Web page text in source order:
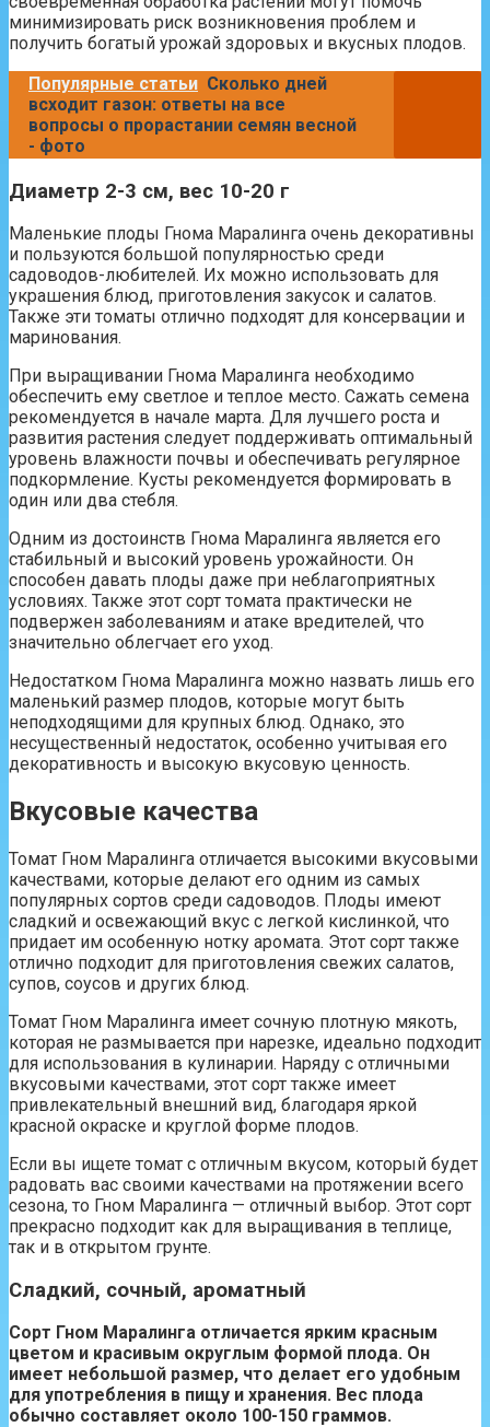
минимизировать риск возникновения проблем и
получить богатый урожай здоровых и вкусных плодов.
Популярные статьи Сколько дней
всходит газон: ответы на все
вопросы о прорастании семян весной
- фото
Диаметр 2-3 см, вес 10-20 г
Маленькие плоды Гнома Маралинга очень декоративны
и пользуются большой популярностью среди
садоводов-любителей. Их можно использовать для
украшения блюд, приготовления закусок и салатов.
Также эти томаты отлично подходят для консервации и
маринования.
При выращивании Гнома Маралинга необходимо
обеспечить ему светлое и теплое место. Сажать семена
рекомендуется в начале марта. Для лучшего роста и
развития растения следует поддерживать оптимальный
уровень влажности почвы и обеспечивать регулярное
подкормление. Кусты рекомендуется формировать в
один или два стебля.
Одним из достоинств Гнома Маралинга является его
стабильный и высокий уровень урожайности. Он
способен давать плоды даже при неблагоприятных
условиях. Также этот сорт томата практически не
подвержен заболеваниям и атаке вредителей, что
значительно облегчает его уход.
Недостатком Гнома Маралинга можно назвать лишь его
маленький размер плодов, которые могут быть
неподходящими для крупных блюд. Однако, это
несущественный недостаток, особенно учитывая его
декоративность и высокую вкусовую ценность.
Вкусовые качества
Томат Гном Маралинга отличается высокими вкусовыми
качествами, которые делают его одним из самых
популярных сортов среди садоводов. Плоды имеют
сладкий и освежающий вкус с легкой кислинкой, что
придает им особенную нотку аромата. Этот сорт также
отлично подходит для приготовления свежих салатов,
супов, соусов и других блюд.
Томат Гном Маралинга имеет сочную плотную мякоть,
которая не размывается при нарезке, идеально подходит
для использования в кулинарии. Наряду с отличными
вкусовыми качествами, этот сорт также имеет
привлекательный внешний вид, благодаря яркой
красной окраске и круглой форме плодов.
Если вы ищете томат с отличным вкусом, который будет
радовать вас своими качествами на протяжении всего
сезона, то Гном Маралинга — отличный выбор. Этот сорт
прекрасно подходит как для выращивания в теплице,
так и в открытом грунте.
Сладкий, сочный, ароматный
Сорт Гном Маралинга отличается ярким красным
цветом и красивым округлым формой плода. Он
имеет небольшой размер, что делает его удобным
для употребления в пищу и хранения. Вес плода
обычно составляет около 100-150 граммов.